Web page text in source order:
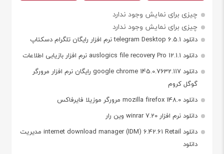
چیزی برای نمایش وجود ندارد
چیزی برای نمایش وجود ندارد
دانلود telegram Desktop 6.5.1 نرم افزار رایگان تلگرام دسکتاپ
دانلود auslogics file recovery Pro 12.1.1 نرم افزار بازیابی اطلاعات
دانلود google chrome 145.0.7632.117 رایگان نرم افزار مرورگر
گوگل کروم
دانلود mozilla firefox 148.0 مرورگر موزیلا فایرفاکس
دانلود نرم افزار winrar 7.20 وین رار
دانلود internet download manager (IDM) 6.42.61 Retail مدیریت
دانلود